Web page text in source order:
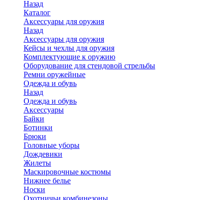
Назад
Каталог
Аксессуары для оружия
Назад
Аксессуары для оружия
Кейсы и чехлы для оружия
Комплектующие к оружию
Оборудование для стендовой стрельбы
Ремни оружейные
Одежда и обувь
Назад
Одежда и обувь
Аксессуары
Байки
Ботинки
Брюки
Головные уборы
Дождевики
Жилеты
Маскировочные костюмы
Нижнее белье
Носки
Охотничьи комбинезоны